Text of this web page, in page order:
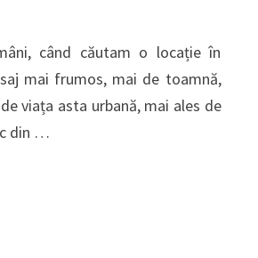
când căutam o locație în
mai frumos, mai de toamnă,
viața asta urbană, mai ales de
din …